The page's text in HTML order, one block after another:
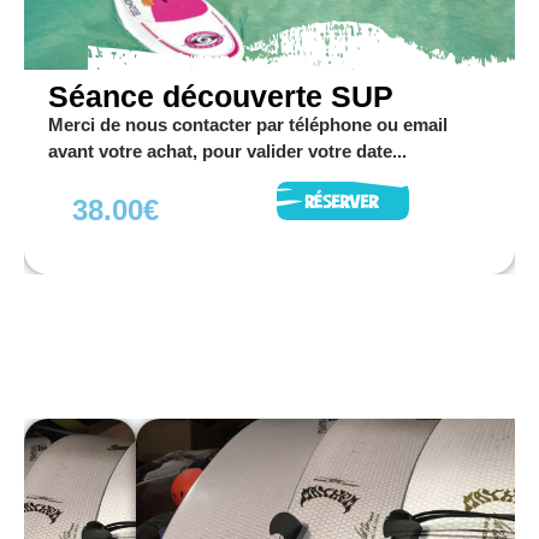
séa
nce
déc
ouv
erte
Skat
Merci
avant
votre
achat,
pour
Séance découverte SUP
Merci de nous contacter par téléphone ou email
avant votre achat, pour valider votre date...
38.00€